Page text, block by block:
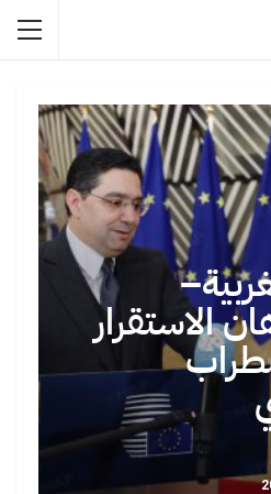
الاستقرار